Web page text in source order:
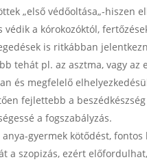
„első védőoltása„-hiszen
a kórokozóktól,
is ritkábban
tehát pl. az asztma, vagy az
és megfelelő
fejlettebb a
a fogszabályzás.
gyermek kötődést,
a szopizás, ezért